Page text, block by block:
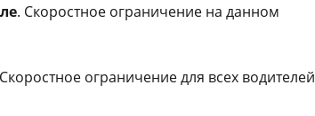
. Скоростное ограничение на данном
Скоростное ограничение для всех водителей